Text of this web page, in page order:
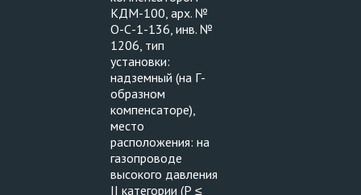
КДМ-100, арх. №
О-С-1-136, инв. №
1206, тип
установки:
надземный (на Г-
образном
компенсаторе),
место
расположения: на
газопроводе
высокого давления
II категории (Р ≤